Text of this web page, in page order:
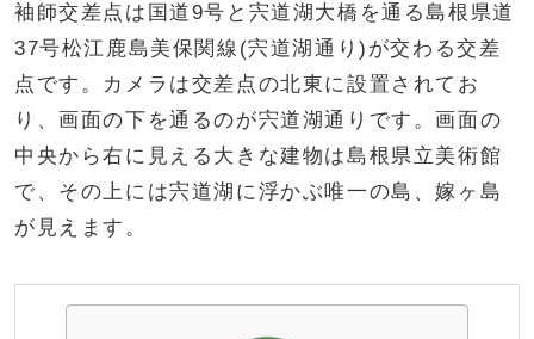
袖師交差点は国道9号と宍道湖大橋を通る島根県道
37号松江鹿島美保関線(宍道湖通り)が交わる交差
点です。カメラは交差点の北東に設置されてお
り、画面の下を通るのが宍道湖通りです。画面の
中央から右に見える大きな建物は島根県立美術館
で、その上には宍道湖に浮かぶ唯一の島、嫁ヶ島
が見えます。